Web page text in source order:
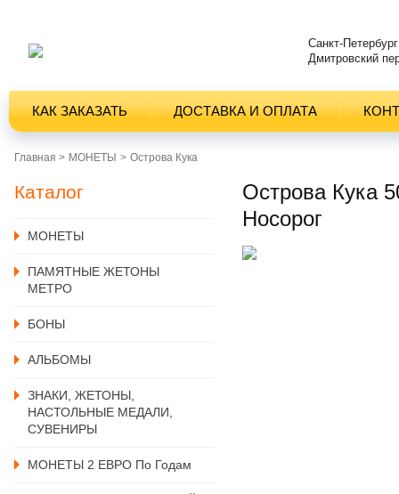
Санкт-Петербург
Дмитровский
КАК ЗАКАЗАТЬ ДОСТАВКА И ОПЛАТА
Главная > MОНЕТЫ Острова Кука
Каталог
MОНЕТЫ
ПАМЯТНЫЕ ЖЕТОНЫ
МЕТРО
БОНЫ
АЛЬБОМЫ
ЗНАКИ, ЖЕТОНЫ,
НАСТОЛЬНЫЕ МЕДАЛИ,
СУВЕНИРЫ
МОНЕТЫ 2 ЕВРО По Годам
Острова Кука
Носорог